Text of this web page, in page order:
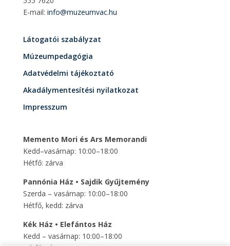
E-mail: info@muzeumvac.hu
Látogatói szabályzat
Múzeumpedagógia
Adatvédelmi tájékoztató
Akadálymentesítési nyilatkozat
Impresszum
Memento Mori és Ars Memorandi
Kedd–vasárnap: 10:00–18:00
Hétfő: zárva
Pannónia Ház • Sajdik Gyűjtemény
Szerda – vasárnap: 10:00–18:00
Hétfő, kedd: zárva
Kék Ház • Elefántos Ház
Kedd – vasárnap: 10:00–18:00